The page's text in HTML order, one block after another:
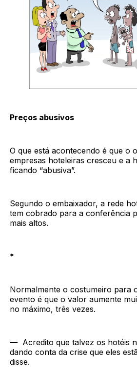
Preços abusivos
O que está acontecendo é que o
empresas hoteleiras cresceu e a
ficando “abusiva”.
Segundo o embaixador, a rede
tem cobrado para a conferência
mais altos.
*
Normalmente o costumeiro para
evento é que o valor aumente
no máximo, três vezes.
— Acredito que talvez os hotéis
dando conta da crise que eles
disse.